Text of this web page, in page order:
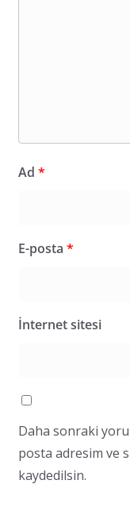
Ad *
E-posta *
İnternet sitesi
Daha sonraki
posta adresim ve
kaydedilsin.